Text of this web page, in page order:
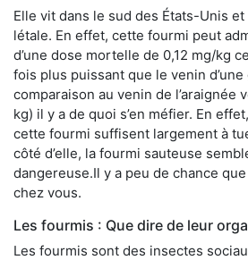
Elle vit dans le sud des États-Unis
létale. En effet, cette fourmi peut
d’une dose mortelle de 0,12 mg/kg
fois plus puissant que le venin
comparaison au venin de l’araignée
kg) il y a de quoi s’en méfier. En
cette fourmi suffisent largement à
côté d’elle, la fourmi sauteuse
dangereuse.Il y a peu de chance
chez vous.
Les fourmis : Que dire de leur
Les fourmis sont des insectes